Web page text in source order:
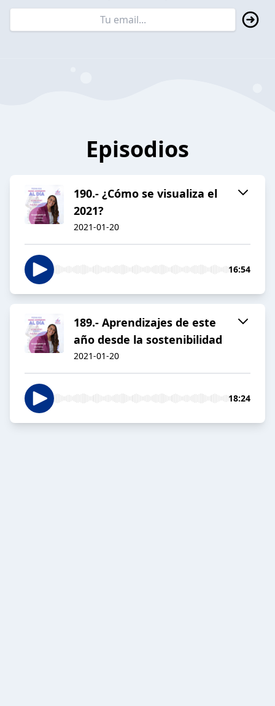
Episodios
190.- ¿Cómo se visualiza el
2021?
2021-01-20
16:54
189.- Aprendizajes de este
año desde la sostenibilidad
2021-01-20
18:24